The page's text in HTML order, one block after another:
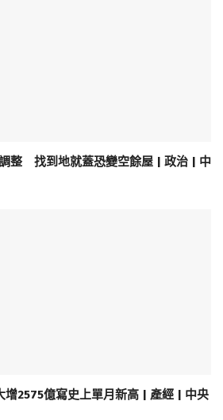
整 找到地就蓋恐變空餘屋 | 政治 | 中
2575億寫史上單月新高 | 產經 | 中央